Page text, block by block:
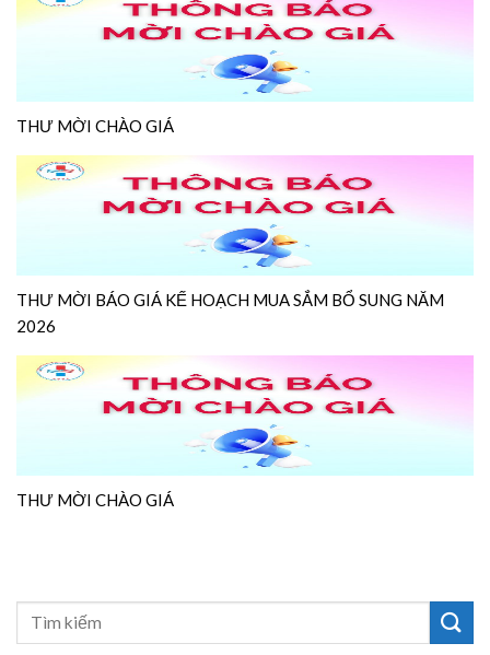
THƯ MỜI CHÀO GIÁ
THƯ MỜI BÁO GIÁ KẾ HOẠCH MUA SẮM BỔ SUNG NĂM
2026
THƯ MỜI CHÀO GIÁ